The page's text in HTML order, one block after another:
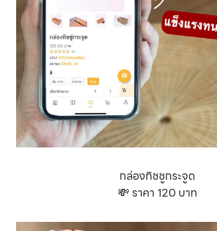
กล่องทิชชูกระจูด
💸 ราคา 120 บาท